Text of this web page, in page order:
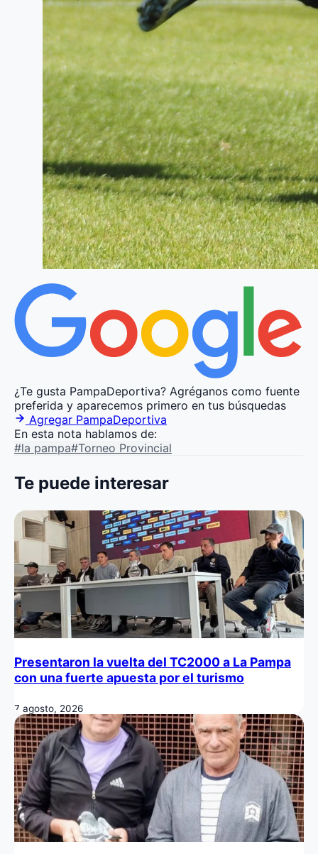
¿Te gusta PampaDeportiva? Agréganos como fuente
preferida y aparecemos primero en tus búsquedas
Agregar PampaDeportiva
En esta nota hablamos de:
#la pampa#Torneo Provincial
Te puede interesar
Presentaron la vuelta del TC2000 a La Pampa
con una fuerte apuesta por el turismo
7 agosto, 2026